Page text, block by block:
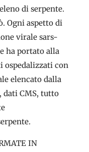
di serpente.
Ogni aspetto di
virale sars-
ha portato alla
ospedalizzati con
elencato dalla
dati CMS, tutto
IN